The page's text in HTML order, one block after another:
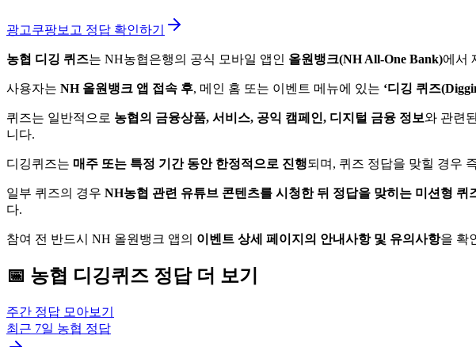
광고쿠팡보고 정답 확인하기
농협 디깅 퀴즈는 NH농협은행의 공식 모바일 앱인 올원뱅크(NH All-One Bank)에서
사용자는 NH 올원뱅크 앱 접속 후, 메인 홈 또는 이벤트 메뉴에 있는 ‘디깅 퀴즈
퀴즈는 일반적으로 농협의 금융상품, 서비스, 공익 캠페인, 디지털 금융 정보와 관련
니다.
디깅퀴즈는 매주 또는 특정 기간 동안 한정적으로 진행되며, 퀴즈 정답을 맞힐 경우
일부 퀴즈의 경우 NH농협 관련 유튜브 콘텐츠를 시청한 뒤 정답을 맞히는 미션형 퀴
다.
참여 전 반드시 NH 올원뱅크 앱의 이벤트 상세 페이지의 안내사항 및 유의사항을 확
📅 농협 디깅퀴즈 정답 더 보기
주간 정답 모아보기
최근 7일 농협 정답